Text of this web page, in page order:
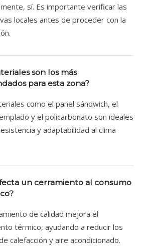
sí. Es importante verificar las
locales antes de proceder con la
son los más
para esta zona?
como el panel sándwich, el
y el policarbonato son ideales
y adaptabilidad al clima
un cerramiento al consumo
de calidad mejora el
térmico, ayudando a reducir los
calefacción y aire acondicionado.